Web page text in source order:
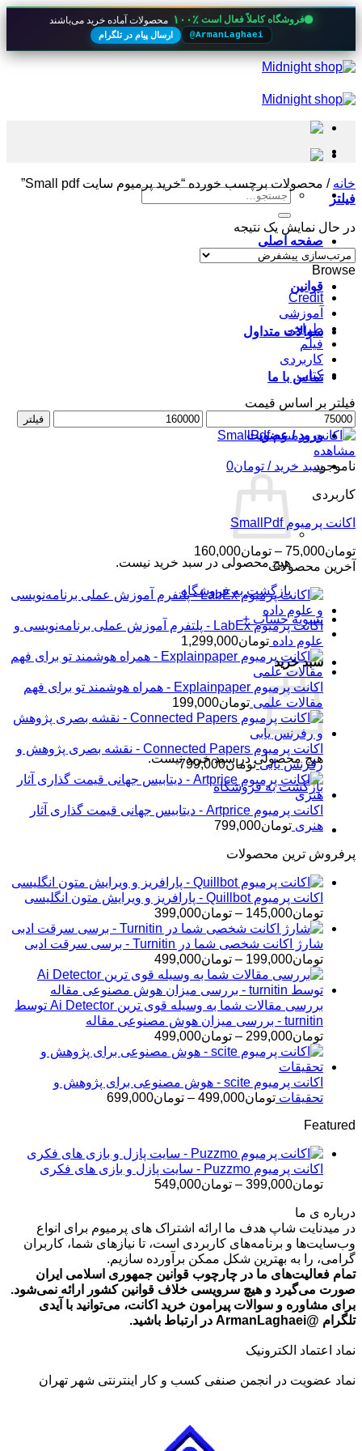
فروشگاه کاملاً فعال است ۱۰۰٪ محصولات آماده خرید می‌باشند
@ArmanLaghaei ارسال پیام در تلگرام
Skip
to
جستجو
صفحه اصلی
قوانین
سوالات متداول
تماس با ما
ورود / عضویت
سبد خرید / تومان0
هیچ محصولی در سبد خرید نیست.
بازگشت به فروشگاه
تسویه حساب +
سبد خرید
هیچ محصولی در سبد خرید نیست.
بازگشت به فروشگاه
خانه / محصولات برچسب خورده “خرید پرمیوم سایت Small pdf”
فیلتر
در حال نمایش یک نتیجه
Browse
Credit
آموزشی
طراحی
فیلم
کاربردی
کتاب
فیلتر بر اساس قیمت
حداقل
قیمت
حداکثر
فیلتر
مشاهده
ناموجود
کاربردی
اکانت پرمیوم SmallPdf
تومان75,000
– تومان160,000
قیمت:
تا
آخرین محصولات
اکانت پرمیوم LabEx - پلتفرم آموزش عملی برنامه‌نویسی و
علوم داده تومان1,299,000
اکانت پرمیوم Explainpaper - همراه هوشمند تو برای فهم
مقالات علمی تومان199,000
اکانت پرمیوم Connected Papers - نقشه بصری پژوهش و
رفرنس یابی تومان799,000
اکانت پرمیوم Artprice - دیتابیس جهانی قیمت ‌گذاری آثار
هنری تومان799,000
پرفروش ترین محصولات
اکانت پرمیوم Quillbot - پارافریز و ویرایش متون انگلیسی
تومان145,000
– تومان399,000محدوده
قیمت:
تومان145,000
تا
تومان399,000
شارژ اکانت شخصی شما در Turnitin - برسی سرقت ادبی
تومان199,000
– تومان499,000محدوده
قیمت:
تومان199,000
تا
تومان499,000
بررسی مقالات شما به وسیله قوی ترین Ai Detector توسط
turnitin - بررسی میزان هوش مصنوعی مقاله
تومان299,000
– تومان499,000محدوده
قیمت:
تا
تومان499,000
اکانت پرمیوم scite - هوش مصنوعی برای پژوهش و
تحقیقات تومان499,000
– تومان699,000محدوده
تومان699,000
Featured
اکانت پرمیوم Puzzmo - سایت پازل و بازی های فکری
تومان399,000
– تومان549,000
تا
تومان549,000
درباره ی ما
در میدنایت شاپ هدف ما ارائه اشتراک های پرمیوم برای انواع
وب‌سایت‌ها و برنامه‌های کاربردی است، تا نیازهای شما، کاربران
گرامی، را به بهترین شکل ممکن برآورده سازیم.
تمام فعالیت‌های ما در چارچوب قوانین جمهوری اسلامی ایران
صورت می‌گیرد و هیچ سرویسی خلاف قوانین کشور ارائه نمی‌شود.
برای مشاوره و سوالات پیرامون خرید اکانت، می‌توانید با آیدی
تلگرام @ArmanLaghaei در ارتباط باشید.
نماد اعتماد الکترونیک
نماد عضویت در انجمن صنفی کسب و کار اینترنتی شهر تهران